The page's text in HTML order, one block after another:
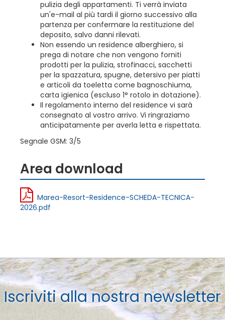
pulizia degli appartamenti. Ti verrà inviata
un'e-mail al più tardi il giorno successivo alla
partenza per confermare la restituzione del
deposito, salvo danni rilevati.
Non essendo un residence alberghiero, si
prega di notare che non vengono forniti
prodotti per la pulizia, strofinacci, sacchetti
per la spazzatura, spugne, detersivo per piatti
e articoli da toeletta come bagnoschiuma,
carta igienica (escluso 1° rotolo in dotazione).
Il regolamento interno del residence vi sarà
consegnato al vostro arrivo. Vi ringraziamo
anticipatamente per averla letta e rispettata.
Segnale GSM: 3/5
Area download
Marea-Resort-Residence-SCHEDA-TECNICA-
2026.pdf
Iscriviti alla nostra newsletter